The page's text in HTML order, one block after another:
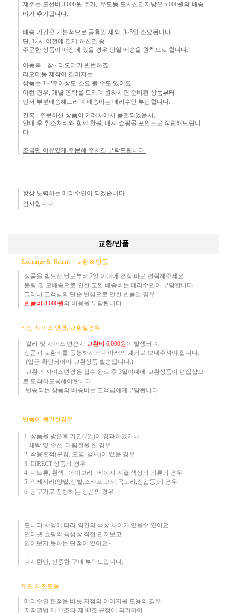
제주는 도선비 3,000원 추가, 우도등 도서산간지방은 5,000원의 배송
비가 추가됩니다.
배송 기간은 기본적으로 공휴일 제외 3~5일 소요됩니다.
단, 12시 이전에 결제 하신건 중 ​
주문한 상품이 매장에 있을 경우 당일 배송을 원칙으로 합니다.
아동복... 참~ 리오더가 빈번하죠.​
리오더등 제작이 길어지는
상품는 1~2주이상도 소요 될 수도 있어요.
이런 경우, 개별 연락을 드리며 원하시면 준비된 상품부터
먼 저 부분배송해드리며 배송비는 메리수인 부담합니다.
간혹 , 주문하신 상품이 거래처에서 품절되었을시,
안내 후 취소처리와 함께 환불, 내지 쇼핑몰 포인트로 적립해드립니
다.
조금만 여유있게 주문해 주시길 부탁드립니다.
항상 노력하는 메리수인이 되겠습니다.​
감사합니다.​
교환/반품
Exchange & Return / 교환 & 반품
상품을 받으신 날로부터 2일 이내에 결정,바로 연락해주세요.
불량 및 오배송으로 인한 교환 배송비는 메리수인이 부담합니다.
그러나 고객님의 단순 변심으로 인한 반품일 경우
반품비 8,000원 의 비용을 부담됩니다..
색상 사이즈 변경, 교환일경우
칼라 및 사이즈 변경시 교환비 6,000원 이 발생되며,
상품과 교환비를 동봉하시거나 아래의 계좌로 보내주셔야 합니다.
(입금 확인되어야 교환상품 발송됩니다.)​
교환과 사이즈변경은 접수 완료 후 3일이내에 교환상품이 편집샵으
로 도착하도록해야합니다.
​ 반송되는 상품의 배송비는 고객님에게부담됩니다.
반품이 불가한경우
1. 상품을 받은후 기간(7일)이 경과하였거나,
세탁 및 수선, 다림질을 한 경우
2. 착용흔적(구김, 오염, 냄새)이 있을 경우
3. DIRECT 상품의 경우
4. 니트류, 흰색 , 아이보리 , 베이지 계열 색상의 의류의 경우
​5. 악세사리(양말,신발,스카프,모자,목도리,장갑등)의 경우
6. 공구가로 진행하는 상품의 경우​
모니터 사양에 따라 약간의 색상 차이가 있을수 있어요.
인터넷 쇼핑의 특성상 직접 만져보고
입어보지 못하는 단점이 있어요~
다시한번, 신중한 구매 부탁드립니다.
무단 사진도용
메리수인 본점을 비롯 지점의 이미지를 도용의 경우​
저작권법 제 77조와 제 93조 규정에 의거하여